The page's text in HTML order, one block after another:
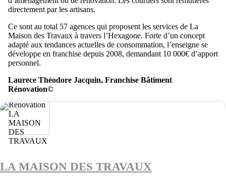
directement par les artisans.
Ce sont au total 57 agences qui proposent les services de La
Maison des Travaux à travers l’Hexagone. Forte d’un concept
adapté aux tendances actuelles de consommation, l’enseigne se
développe en franchise depuis 2008, demandant 10 000€ d’apport
personnel.
Laurece Théodore Jacquin, Franchise Bâtiment
Rénovation©
LA MAISON DES TRAVAUX